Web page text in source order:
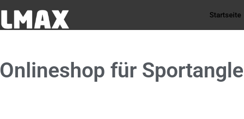
Startseite
Onlineshop für